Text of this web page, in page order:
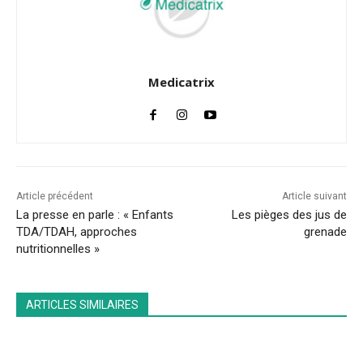
Medicatrix
Article précédent
La presse en parle : « Enfants
TDA/TDAH, approches
nutritionnelles »
Article suivant
Les pièges des jus de
grenade
ARTICLES SIMILAIRES